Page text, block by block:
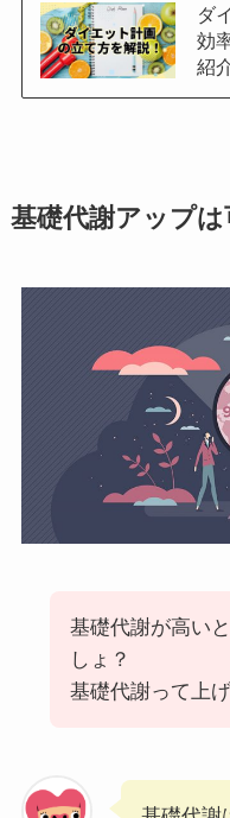
ダ
効
紹
基礎代謝アップ
基礎代謝が高い
しょ？
基礎代謝って上